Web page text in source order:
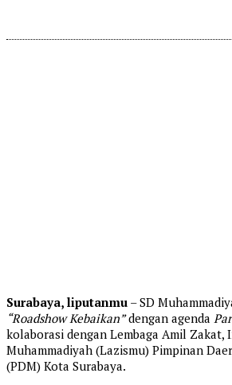
Surabaya, liputanmu – SD
“Roadshow Kebaikan”dengan agenda
kolaborasi dengan Lembaga Amil Zakat,
Muhammadiyah (Lazismu) Pimpinan
(PDM) Kota Surabaya.